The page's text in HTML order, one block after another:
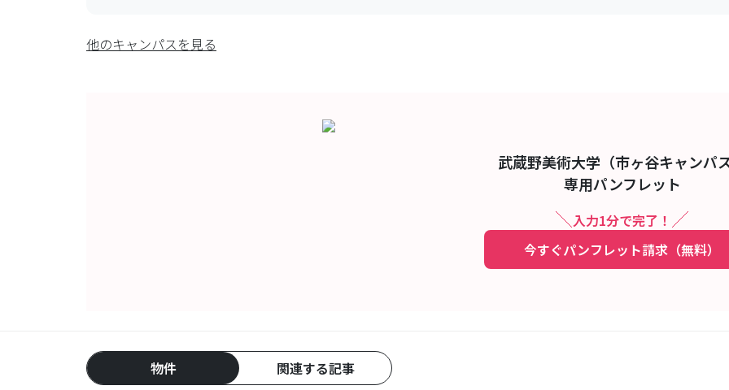
他のキャンパスを見る
武蔵野美術大学（市ヶ谷キャンパ
専用パンフレット
入力1分で完了！
今すぐパンフレット請求（無料）
物件 関連する記事